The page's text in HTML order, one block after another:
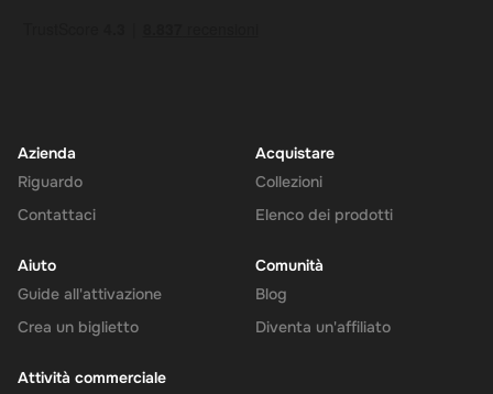
Azienda
Riguardo
Contattaci
Acquistare
Collezioni
Elenco dei prodotti
Aiuto
Guide all'attivazione
Crea un biglietto
Comunità
Blog
Diventa un'affiliato
Attività commerciale